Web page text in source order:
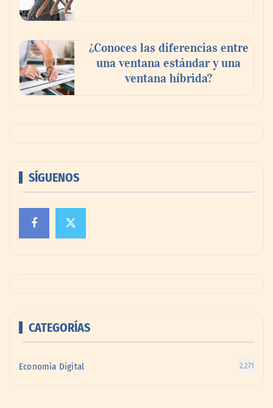
¿Conoces las diferencias entre
una ventana estándar y una
ventana híbrida?
SÍGUENOS
CATEGORÍAS
Economía Digital 2.271